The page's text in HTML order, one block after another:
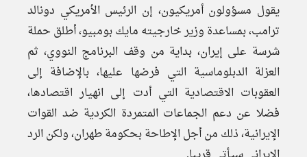
يقول مسؤولون أمريكيون، إن الرئيس الأمريكي دونالد
ترامب، بمساعدة وزير خارجيته مايك بومبيو، أطلق حملة
شرسة على إيران، بداية من وقف البرنامج النووي، ثم
العزلة الدبلوماسية التي فرضها عليها، بالإضافة إلى
العقوبات الاقتصادية التي أدت إلى انهيار اقتصادها،
فضلا عن دعم الجماعات المتمردة الكردية ضد القوات
الإيرانية، ذلك من أجل الإطاحة بحكومة طهران، ولكن الرد